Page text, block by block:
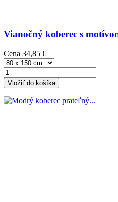
Vianočný koberec s
Cena 34,85 €
Vložiť do košíka